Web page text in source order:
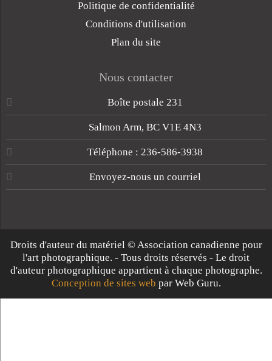
Politique de confidentialité
Conditions d'utilisation
Plan du site
Nous contacter
Boîte postale 231
Salmon Arm, BC V1E 4N3
Téléphone : 236-586-3938
Envoyez-nous un courriel
Droits d'auteur du matériel © Association canadienne pour
l'art photographique. - Tous droits réservés - Le droit
d'auteur photographique appartient à chaque photographe.
Conception de sites web par Web Guru.